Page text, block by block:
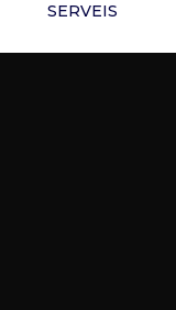
SERVEIS